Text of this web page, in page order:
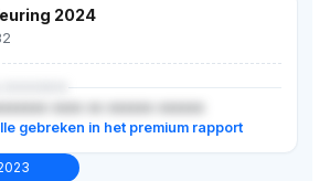
2024
XXXXXX
xxxx xx xxxxxx xxxxxx
gebreken in het premium rapport